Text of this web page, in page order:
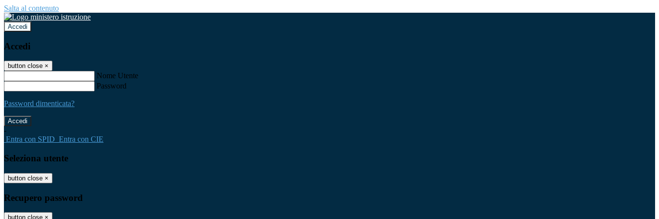
Salta al contenuto
Accedi
Accedi
button close ×
Nome Utente
Password
Password dimenticata?
-
Entra con SPID Entra con CIE
Seleziona utente
button close ×
Recupero password
button close ×